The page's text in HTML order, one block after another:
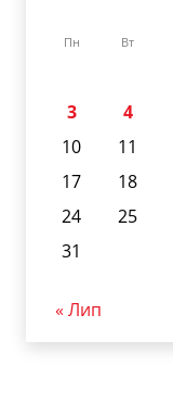
Пн Вт
3
4
10
11
17
18
24
25
31
« Лип